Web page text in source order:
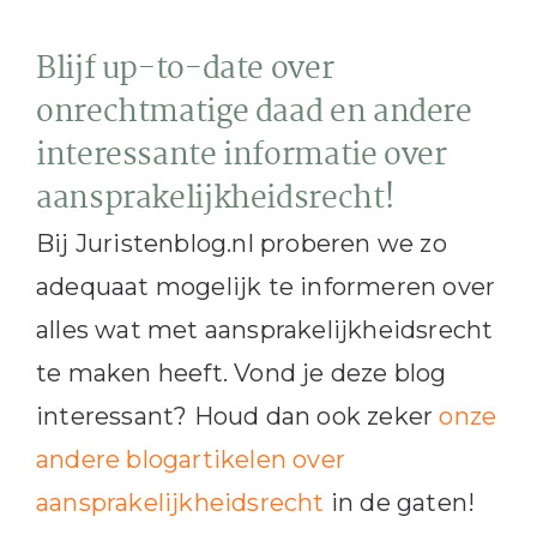
Blijf up-to-date over
onrechtmatige daad en andere
interessante informatie over
aansprakelijkheidsrecht!
Bij Juristenblog.nl proberen we zo
adequaat mogelijk te informeren over
alles wat met aansprakelijkheidsrecht
te maken heeft. Vond je deze blog
interessant? Houd dan ook zekeronze
andere blogartikelen over
aansprakelijkheidsrecht in de gaten!